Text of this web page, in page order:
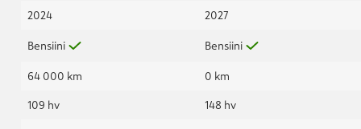
2024
Bensiini
64 000 km
109 hv
2027
Bensiini
0 km
148 hv